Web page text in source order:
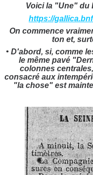
Voici la "Une" du
https://
On commence
ton et,
• D'abord, si, comme
le même pavé
colonnes
consacré aux
"la chose" est